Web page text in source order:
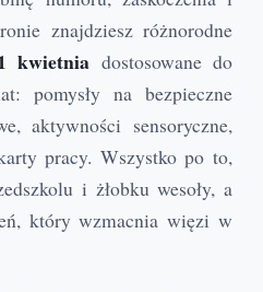
znajdziesz różnorodne
kwietnia dostosowane do
pomysły na bezpieczne
aktywności sensoryczne,
pracy. Wszystko po to,
i żłobku wesoły, a
który wzmacnia więzi w